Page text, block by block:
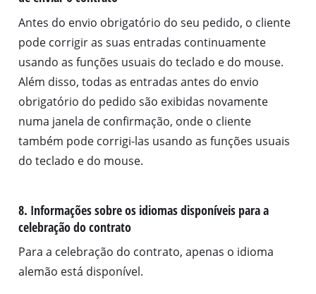
Antes do envio obrigatório do seu pedido, o cliente
pode corrigir as suas entradas continuamente
usando as funções usuais do teclado e do mouse.
Além disso, todas as entradas antes do envio
obrigatório do pedido são exibidas novamente
numa janela de confirmação, onde o cliente
também pode corrigi-las usando as funções usuais
do teclado e do mouse.
8. Informações sobre os idiomas disponíveis para a
celebração do contrato
Para a celebração do contrato, apenas o idioma
alemão está disponível.